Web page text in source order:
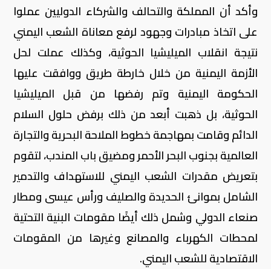
وأكد أن المملكة والتحالف والشركاء الدوليين عملوا
على اتخاذ مبادرات وجهود لرفع معاناة الشعب اليمني
نتيجة انقلاب الميليشيا الحوثية، وكذلك عملت لحل
الأزمة اليمنية من خلال خارطة طريق ووافقت عليها
الحكومة اليمنية وتم رفضها من قبل الميليشيا
الحوثية، بل ذهبت أبعد من ذلك برفض حلول السلام
الدائم وقامت بمهاجمة خطوط الملاحة البحرية والتجارة
العالمية بجنوب البحر الأحمر ومضيق باب المندب، لتقوم
بتعريض مقدرات الشعب اليمني للاستهداف والتدمير
الشامل بموانئ الحديدة والصليف ورأس عيسى ومطار
صنعاء الدولي وشمل ذلك أيضًا مقومات البنية التحتية
لمحطات الكهرباء والمصانع وغيرها من المقومات
الاقتصادية للشعب اليمني.